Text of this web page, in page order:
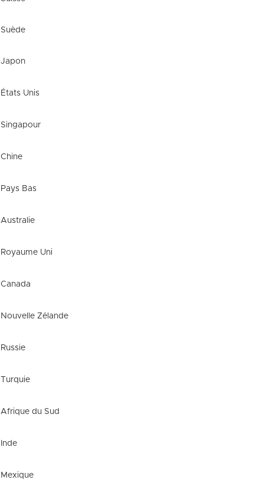
Suède
Japon
États Unis
Singapour
Chine
Pays Bas
Australie
Royaume Uni
Canada
Nouvelle Zélande
Russie
Turquie
Afrique du Sud
Inde
Mexique